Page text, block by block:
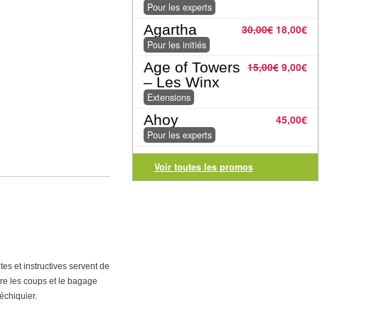
et instructives servent de
les coups et le bagage
Pour les experts
30,00€ 18,00€
Agartha
Pour les initiés
15,00€ 9,00€
Age of Towers
– Les Winx
Extensions
45,00€
Ahoy
Pour les experts
Voir toutes les promos